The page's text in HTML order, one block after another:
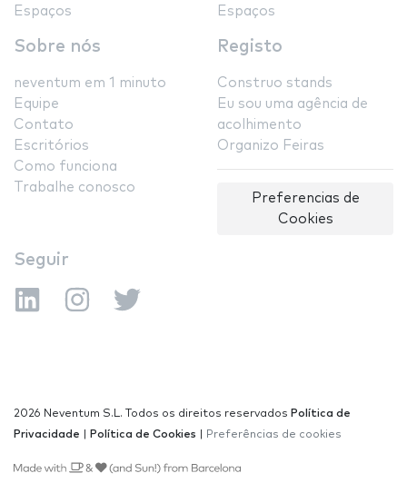
Espaços
Espaços
Sobre nós
neventum em 1 minuto
Equipe
Contato
Escritórios
Como funciona
Trabalhe conosco
Registo
Construo stands
Eu sou uma agência de
acolhimento
Organizo Feiras
Preferencias de
Cookies
Seguir
2026 Neventum S.L. Todos os direitos reservados Política de
Privacidade
Política de Cookies Preferências de cookies